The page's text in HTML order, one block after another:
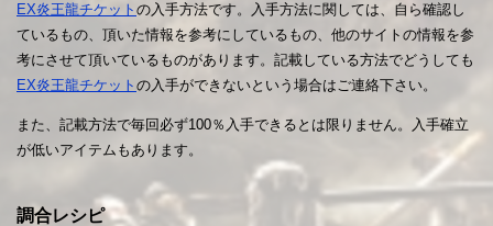
EX炎王龍チケット の入手方法です。入手方法に関しては、自ら確認し
ているもの、頂いた情報を参考にしているもの、他のサイトの情報を参
考にさせて頂いているものがあります。記載している方法でどうしても
EX炎王龍チケット の入手ができないという場合はご連絡下さい。
また、記載方法で毎回必ず100％入手できるとは限りません。入手確立
が低いアイテムもあります。
調合レシピ